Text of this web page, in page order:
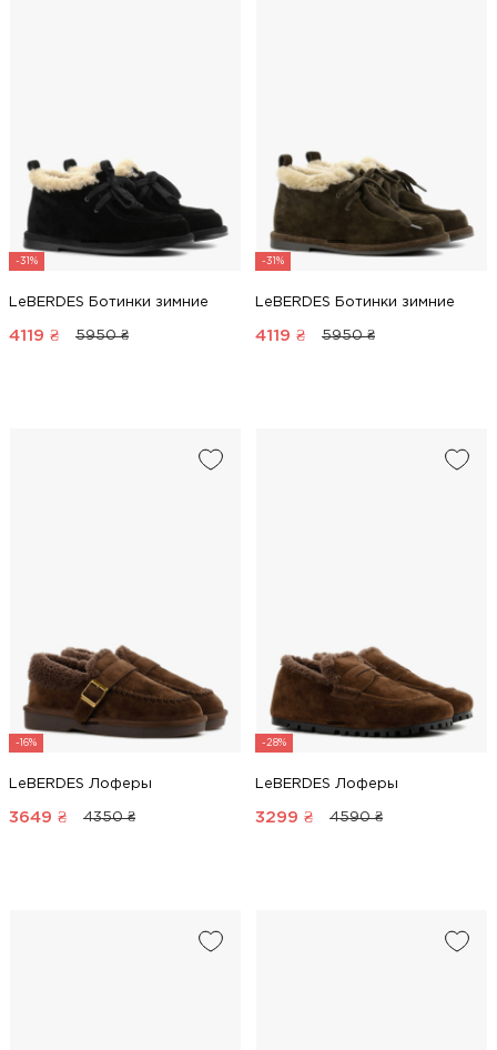
-31%
LeBERDES Ботинки зимние
4119 ₴ 5950 ₴
-31%
LeBERDES Ботинки зимние
4119 ₴ 5950 ₴
-16%
LeBERDES Лоферы
3649 ₴ 4350 ₴
-28%
LeBERDES Лоферы
3299 ₴ 4590 ₴